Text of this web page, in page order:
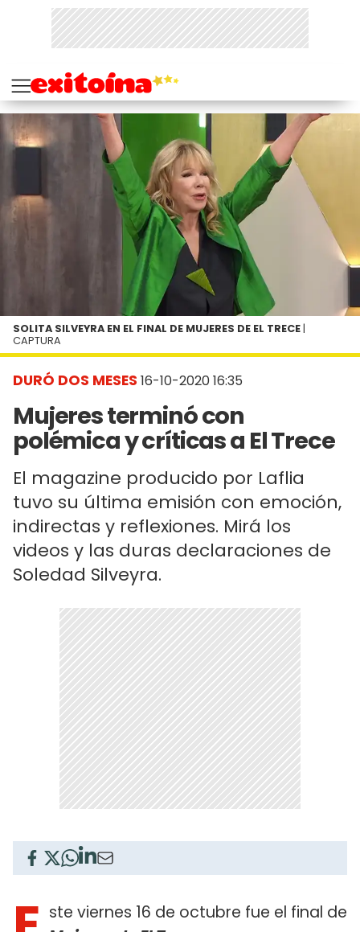
DURÓ DOS MESES 16-10-2020 16:35
Mujeres terminó con
polémica y críticas a El Trece
El magazine producido por Laflia
tuvo su última emisión con emoción,
indirectas y reflexiones. Mirá los
videos y las duras declaraciones de
Soledad Silveyra.
SOLITA SILVEYRA EN EL FINAL DE MUJERES DE EL TRECE |
CAPTURA
ste viernes 16 de octubre fue el final de